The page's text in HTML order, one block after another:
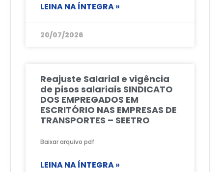
LEINA NA ÍNTEGRA »
20/07/2026
Reajuste Salarial e vigência
de pisos salariais SINDICATO
DOS EMPREGADOS EM
ESCRITÓRIO NAS EMPRESAS DE
TRANSPORTES – SEETRO
Baixar arquivo pdf
LEINA NA ÍNTEGRA »